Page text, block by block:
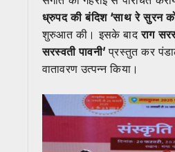
ध्रुपद की बंदिश ‘साथ रे सुरन
शुरुआत की। इसके बादराग
सरस्वती पावनी’प्रस्तुत कर
वातावरण उत्पन्न किया।